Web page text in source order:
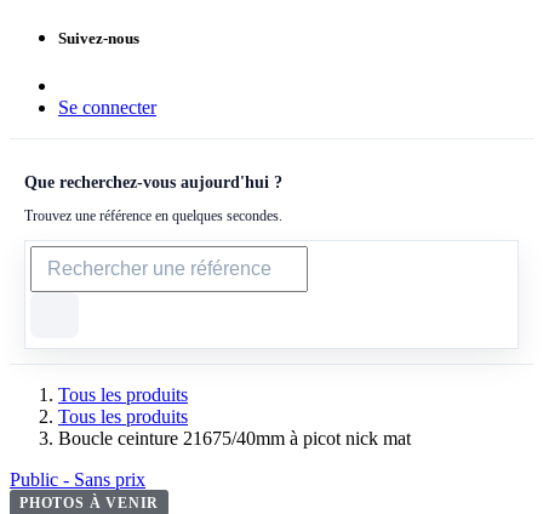
Suivez-nous
Se connecter
Que recherchez-vous aujourd'hui ?
Trouvez une référence en quelques secondes.
Tous les produits
Tous les produits
Boucle ceinture 21675/40mm à picot nick mat
Public - Sans prix
PHOTOS À VENIR